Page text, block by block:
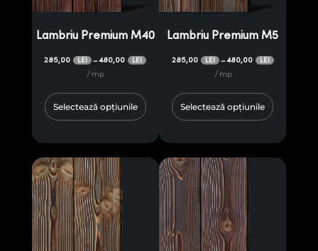
Lambriu Premium M40
285,00 LEI –480,00 LEI
/ mp
Selectează opțiunile
Lambriu Premium M5
285,00 LEI –480,00 LEI
/ mp
Selectează opțiunile